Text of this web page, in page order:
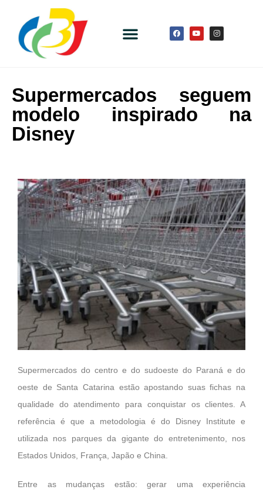
Supermercados seguem
modelo inspirado na
Disney
Supermercados do centro e do sudoeste do Paraná e do
oeste de Santa Catarina estão apostando suas fichas na
qualidade do atendimento para conquistar os clientes. A
referência é que a metodologia é do Disney Institute e
utilizada nos parques da gigante do entretenimento, nos
Estados Unidos, França, Japão e China.
Entre as mudanças estão: gerar uma experiência